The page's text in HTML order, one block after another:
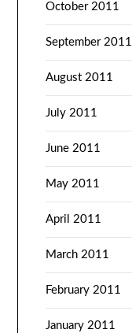
October 2011
September 2011
August 2011
July 2011
June 2011
May 2011
April 2011
March 2011
February 2011
January 2011